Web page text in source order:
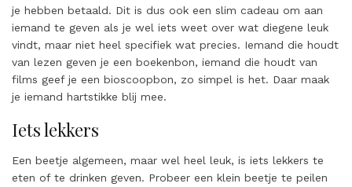
je hebben betaald. Dit is dus ook een slim cadeau om aan
iemand te geven als je wel iets weet over wat diegene leuk
vindt, maar niet heel specifiek wat precies. Iemand die houdt
van lezen geven je een boekenbon, iemand die houdt van
films geef je een bioscoopbon, zo simpel is het. Daar maak
je iemand hartstikke blij mee.
Iets lekkers
Een beetje algemeen, maar wel heel leuk, is iets lekkers te
eten of te drinken geven. Probeer een klein beetje te peilen